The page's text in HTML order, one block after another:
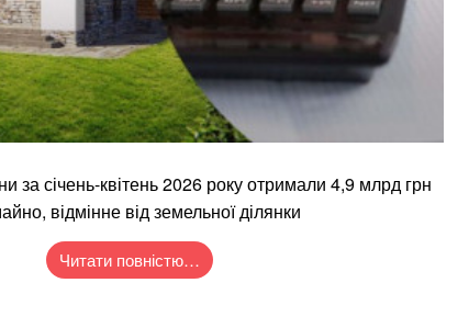
за січень-квітень 2026 року отримали 4,9 млрд грн
відмінне від земельної ділянки
Читати повністю…